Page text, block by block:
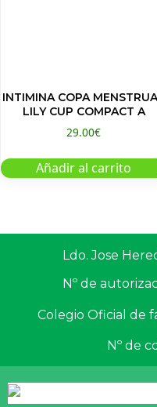
INTIMINA COPA
LILY CUP COMPACT A
29.00€
Añadir al carrito
Ldo. Jose
Nº de
Colegio Oficial de
Nº de